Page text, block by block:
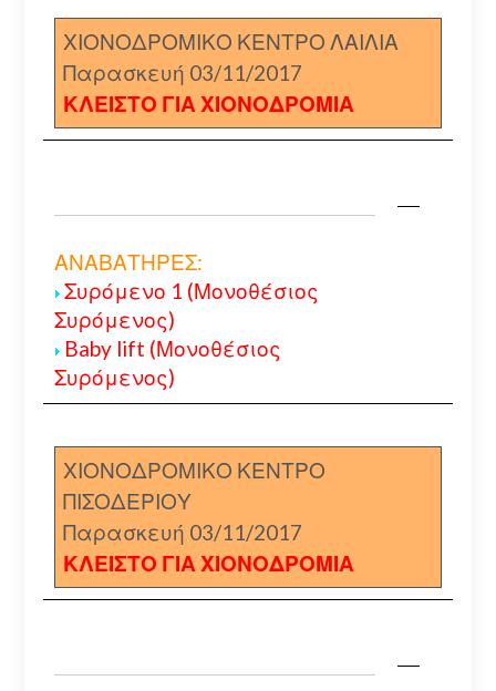
ΧΙΟΝΟΔΡΟΜΙΚΟ ΚΕΝΤΡΟ ΛΑΙΛΙΑ
Παρασκευή 03/11/2017
ΚΛΕΙΣΤΟ ΓΙΑ ΧΙΟΝΟΔΡΟΜΙΑ
ΑΝΑΒΑΤΗΡΕΣ:
Συρόμενο 1 (Μονοθέσιος
Συρόμενος)
Baby lift (Μονοθέσιος
Συρόμενος)
ΧΙΟΝΟΔΡΟΜΙΚΟ ΚΕΝΤΡΟ
ΠΙΣΟΔΕΡΙΟΥ
Παρασκευή 03/11/2017
ΚΛΕΙΣΤΟ ΓΙΑ ΧΙΟΝΟΔΡΟΜΙΑ